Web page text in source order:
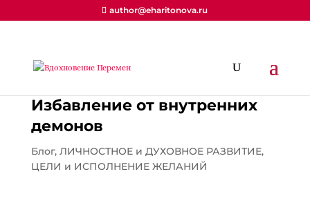
author@eharitonova.ru
Избавление от внутренних
демонов
Блог, ЛИЧНОСТНОЕ и ДУХОВНОЕ РАЗВИТИЕ,
ЦЕЛИ и ИСПОЛНЕНИЕ ЖЕЛАНИЙ